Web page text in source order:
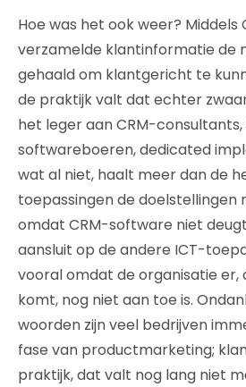
Hoe was het ook weer? Middels
verzamelde klantinformatie de
gehaald om klantgericht te
de praktijk valt dat echter
het leger aan CRM-consultants,
softwareboeren, dedicated
wat al niet, haalt meer dan de
toepassingen de doelstellingen
omdat CRM-software niet
aansluit op de andere ICT-
vooral omdat de organisatie er,
komt, nog niet aan toe is.
woorden zijn veel bedrijven
fase van productmarketing;
praktijk, dat valt nog lang niet